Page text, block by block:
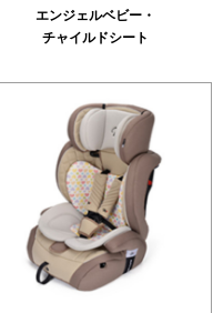
エンジェルベビー・
チャイルドシート